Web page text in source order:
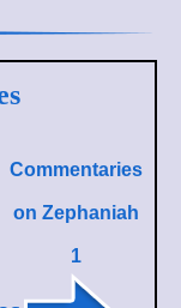
Commentaries
on Zephaniah
1